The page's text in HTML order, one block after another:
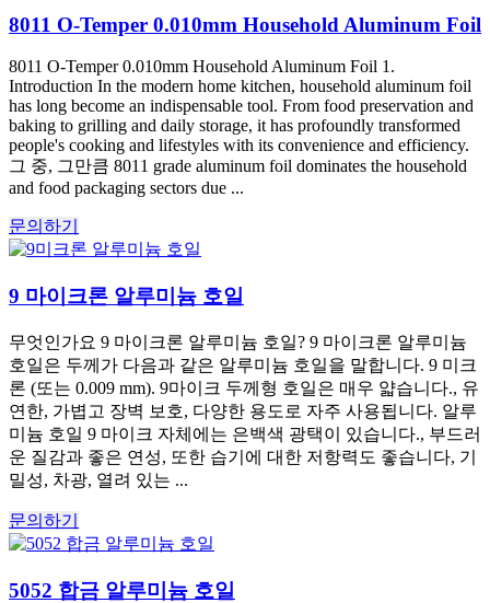
8011 O-Temper 0.010mm Household Aluminum Foil
8011 O-Temper 0.010mm Household Aluminum Foil 1.
Introduction In the modern home kitchen, household aluminum foil
has long become an indispensable tool. From food preservation and
baking to grilling and daily storage, it has profoundly transformed
people's cooking and lifestyles with its convenience and efficiency.
그 중, 그만큼 8011 grade aluminum foil dominates the household
and food packaging sectors due ...
문의하기
9 마이크론 알루미늄 호일
무엇인가요 9 마이크론 알루미늄 호일? 9 마이크론 알루미늄
호일은 두께가 다음과 같은 알루미늄 호일을 말합니다. 9 미크
론 (또는 0.009 mm). 9마이크 두께형 호일은 매우 얇습니다., 유
연한, 가볍고 장벽 보호, 다양한 용도로 자주 사용됩니다. 알루
미늄 호일 9 마이크 자체에는 은백색 광택이 있습니다., 부드러
운 질감과 좋은 연성, 또한 습기에 대한 저항력도 좋습니다, 기
밀성, 차광, 열려 있는 ...
문의하기
5052 합금 알루미늄 호일